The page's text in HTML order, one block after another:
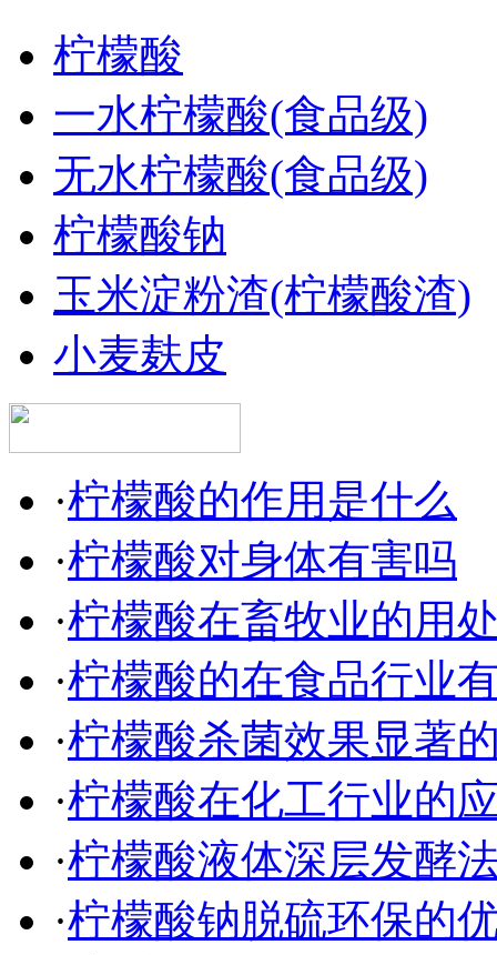
柠檬酸
一水柠檬酸(食品级)
无水柠檬酸(食品级)
柠檬酸钠
玉米淀粉渣(柠檬酸渣)
小麦麸皮
·柠檬酸的作用是什么
·柠檬酸对身体有害吗
·柠檬酸在畜牧业的用
·柠檬酸的在食品行业
·柠檬酸杀菌效果显著
·柠檬酸在化工行业的
·柠檬酸液体深层发酵
·柠檬酸钠脱硫环保的